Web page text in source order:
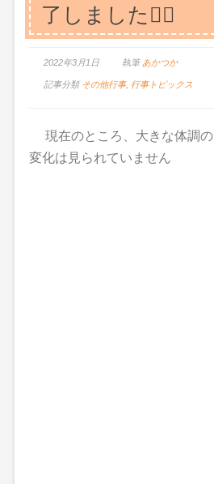
了しました👩‍⚕️
2022年3月1日 執筆 あかつか
記事分類 その他行事, 行事トピックス
現在のところ、大きな体調の
変化は見られていません